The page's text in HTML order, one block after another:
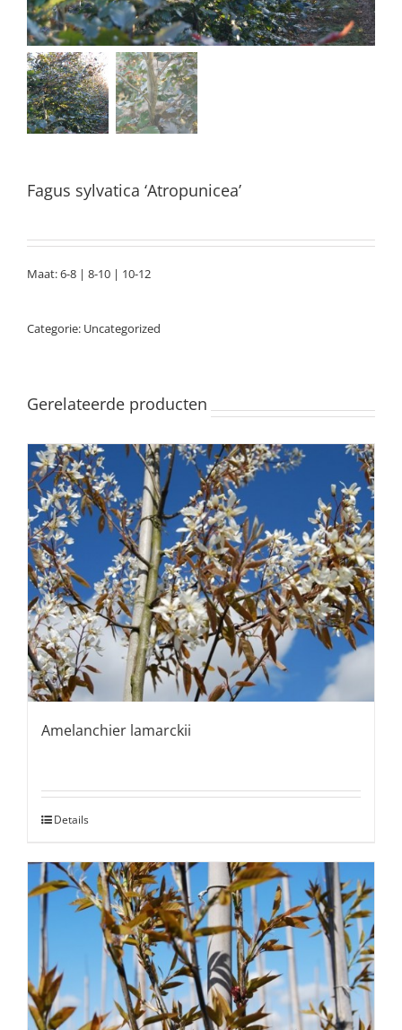
Fagus sylvatica ‘Atropunicea’
Maat: 6-8 | 8-10 | 10-12
Categorie: Uncategorized
Gerelateerde producten
Amelanchier lamarckii
Details